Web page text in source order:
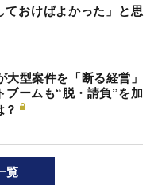
おけばよかった」と思
型案件を「断る経営」
ブームも“脱・請負”を加
覧